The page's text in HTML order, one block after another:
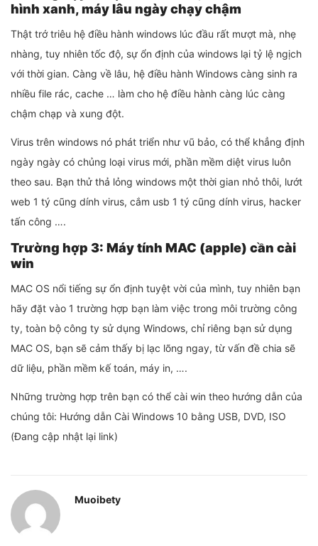
hình xanh, máy lâu ngày chạy chậm
Thật trớ triêu hệ điều hành windows lúc đầu rất mượt mà, nhẹ
nhàng, tuy nhiên tốc độ, sự ổn định của windows lại tỷ lệ ngịch
với thời gian. Càng về lâu, hệ điều hành Windows càng sinh ra
nhiều file rác, cache … làm cho hệ điều hành càng lúc càng
chậm chạp và xung đột.
Virus trên windows nó phát triển như vũ bảo, có thể khẳng định
ngày ngày có chủng loại virus mới, phần mềm diệt virus luôn
theo sau. Bạn thử thả lỏng windows một thời gian nhỏ thôi, lướt
web 1 tý cũng dính virus, cắm usb 1 tý cũng dính virus, hacker
tấn công ….
Trường hợp 3: Máy tính MAC (apple) cần cài
win
MAC OS nổi tiếng sự ổn định tuyệt vời của mình, tuy nhiên bạn
hãy đặt vào 1 trường hợp bạn làm việc trong môi trường công
ty, toàn bộ công ty sử dụng Windows, chỉ riêng bạn sử dụng
MAC OS, bạn sẽ cảm thấy bị lạc lõng ngay, từ vấn đề chia sẽ
dữ liệu, phần mềm kế toán, máy in, ….
Những trường hợp trên bạn có thể cài win theo hướng dẫn của
chúng tôi: Hướng dẫn Cài Windows 10 bằng USB, DVD, ISO
(Đang cập nhật lại link)
Muoibety